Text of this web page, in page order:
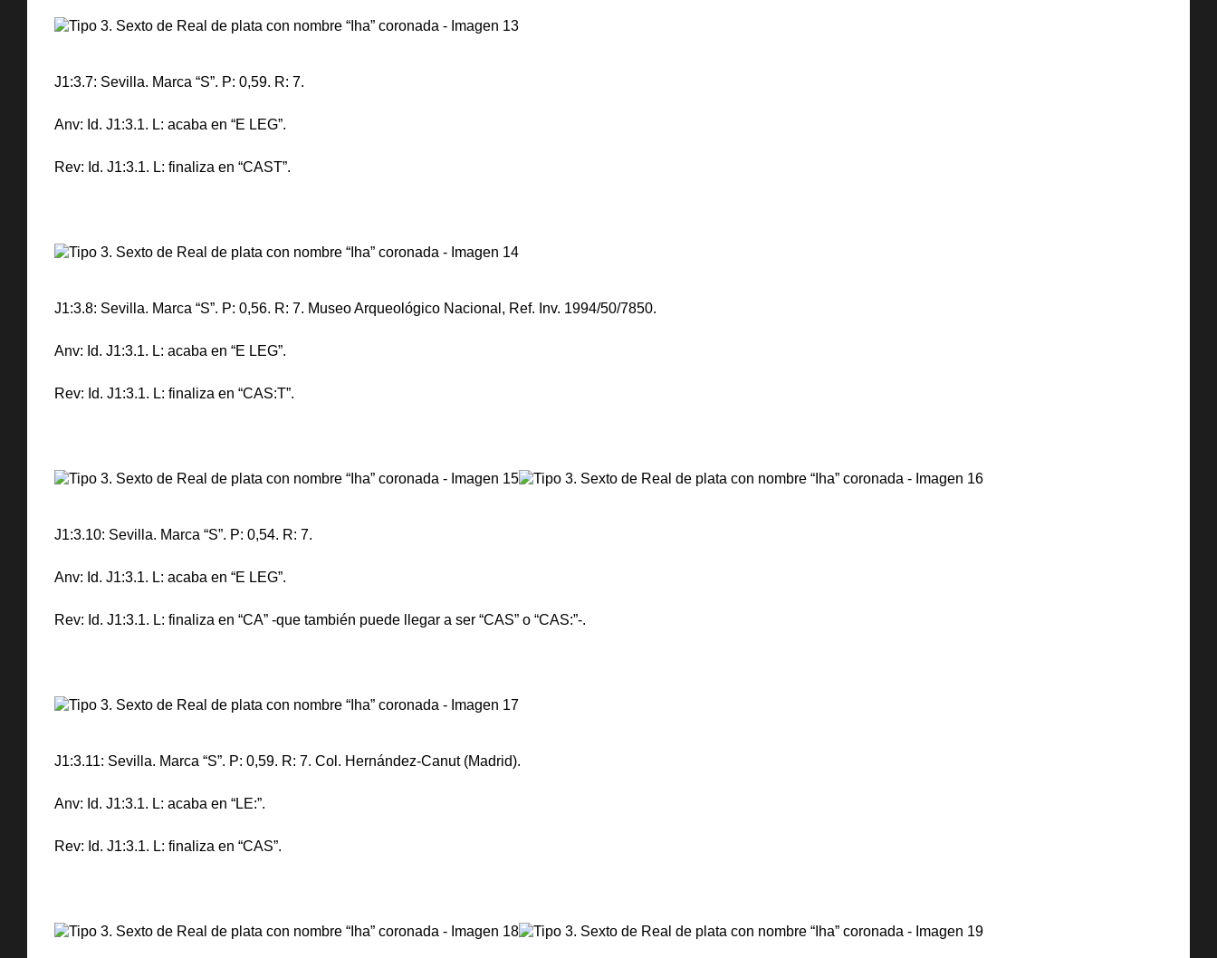
J1:3.7: Sevilla. Marca “S”. P: 0,59. R: 7.
Anv: Id. J1:3.1. L: acaba en “E LEG”.
Rev: Id. J1:3.1. L: finaliza en “CAST”.
J1:3.8: Sevilla. Marca “S”. P: 0,56. R: 7. Museo Arqueológico Nacional, Ref. Inv. 1994/50/7850.
Anv: Id. J1:3.1. L: acaba en “E LEG”.
Rev: Id. J1:3.1. L: finaliza en “CAS:T”.
J1:3.10: Sevilla. Marca “S”. P: 0,54. R: 7.
Anv: Id. J1:3.1. L: acaba en “E LEG”.
Rev: Id. J1:3.1. L: finaliza en “CA” -que también puede llegar a ser “CAS” o “CAS:”-.
J1:3.11: Sevilla. Marca “S”. P: 0,59. R: 7. Col. Hernández-Canut (Madrid).
Anv: Id. J1:3.1. L: acaba en “LE:”.
Rev: Id. J1:3.1. L: finaliza en “CAS”.